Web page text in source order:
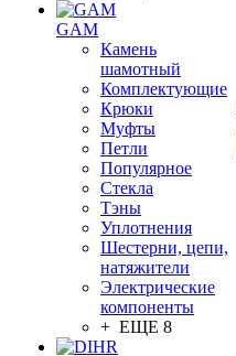
GAM
Камень
шамотный
Комплектующие
Крюки
Муфты
Петли
Популярное
Стекла
Тэны
Уплотнения
Шестерни, цепи,
натяжители
Электрические
компоненты
+ ЕЩЕ 8